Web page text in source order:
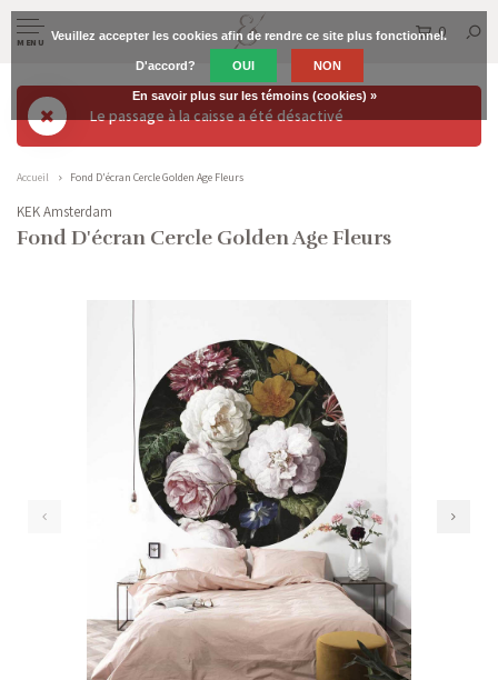
MENU
0
Le passage à la caisse a été désactivé
Accueil Fond D'écran Cercle Golden Age Fleurs
KEK Amsterdam
Fond D'écran Cercle Golden Age Fleurs
Veuillez accepter les cookies afin de rendre ce site plus fonctionnel.
D'accord? OUI NON
En savoir plus sur les témoins (cookies) »